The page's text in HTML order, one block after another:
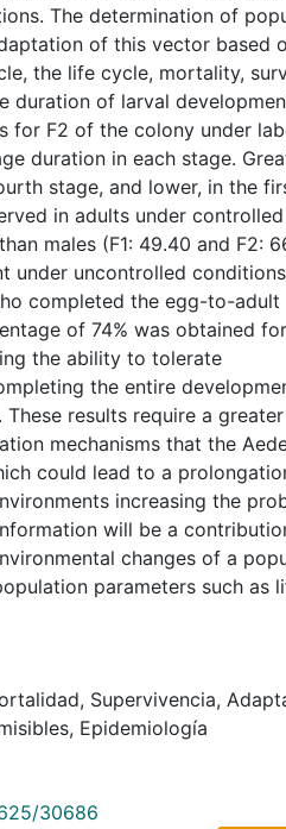
The determination of
of this vector based
the life cycle, mortality,
duration of larval
for F2 of the colony under
duration in each stage.
stage, and lower, in the
in adults under controlled
males (F1: 49.40 and F2:
under uncontrolled
completed the egg-to-adult
of 74% was obtained
the ability to tolerate
the entire
results require a
mechanisms that the
could lead to a
increasing the
will be a
changes of a
parameters such as
, Supervivencia,
, Epidemiología
30686